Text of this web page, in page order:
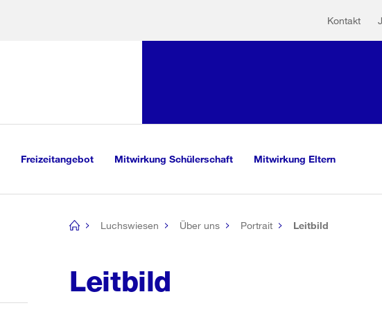
Kontakt
Freizeitangebot Mitwirkung Schülerschaft Mitwirkung Eltern
[no
Luchswiesen Über uns Portrait Leitbild
Leitbild